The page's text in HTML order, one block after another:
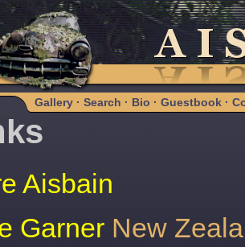
Gallery · Search · Bio · Guestbook ·
Aisbain
Garner New